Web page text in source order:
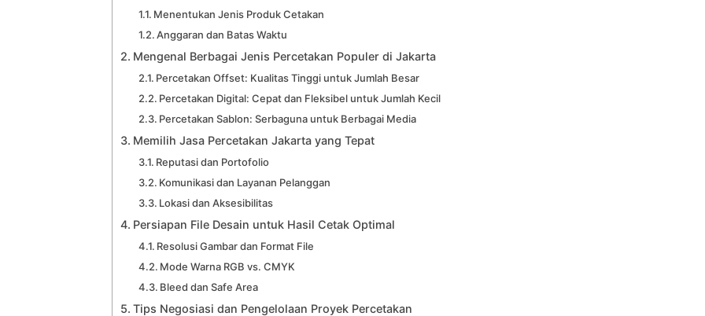
Menentukan Jenis Produk Cetakan
Anggaran dan Batas Waktu
Mengenal Berbagai Jenis Percetakan Populer di Jakarta
Percetakan Offset: Kualitas Tinggi untuk Jumlah Besar
Percetakan Digital: Cepat dan Fleksibel untuk Jumlah Kecil
Percetakan Sablon: Serbaguna untuk Berbagai Media
Memilih Jasa Percetakan Jakarta yang Tepat
Reputasi dan Portofolio
Komunikasi dan Layanan Pelanggan
Lokasi dan Aksesibilitas
Persiapan File Desain untuk Hasil Cetak Optimal
Resolusi Gambar dan Format File
Mode Warna RGB vs. CMYK
Bleed dan Safe Area
Tips Negosiasi dan Pengelolaan Proyek Percetakan